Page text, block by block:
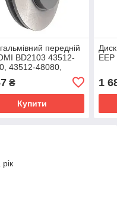
передній
BD2103 43512-
43512-48080,
43512-48100
₴
Купити
1